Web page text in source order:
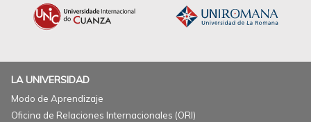
LA UNIVERSIDAD
Modo de Aprendizaje
Oficina de Relaciones Internacionales (ORI)